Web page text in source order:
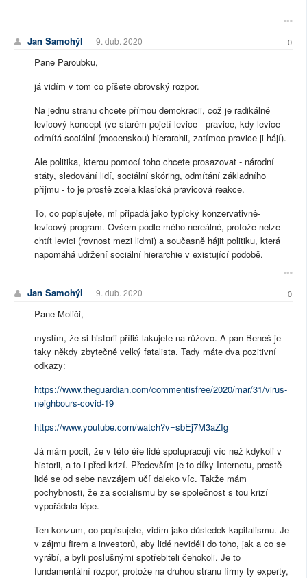
Jan Samohýl 9. dub. 2020 0
Pane Paroubku,
já vidím v tom co píšete obrovský rozpor.
Na jednu stranu chcete přímou demokracii, což je radikálně
levicový koncept (ve starém pojetí levice - pravice, kdy levice
odmítá sociální (mocenskou) hierarchii, zatímco pravice ji hájí).
Ale politika, kterou pomocí toho chcete prosazovat - národní
státy, sledování lidí, sociální skóring, odmítání základního
příjmu - to je prostě zcela klasická pravicová reakce.
To, co popisujete, mi připadá jako typický konzervativně-
levicový program. Ovšem podle mého nereálné, protože nelze
chtít levici (rovnost mezi lidmi) a současně hájit politiku, která
napomáhá udržení sociální hierarchie v existující podobě.
Jan Samohýl 9. dub. 2020 0
Pane Moliči,
myslím, že si historii příliš lakujete na růžovo. A pan Beneš je
taky někdy zbytečně velký fatalista. Tady máte dva pozitivní
odkazy:
https://www.theguardian.com/commentisfree/2020/mar/31/virus-
neighbours-covid-19
https://www.youtube.com/watch?v=sbEj7M3aZIg
Já mám pocit, že v této éře lidé spolupracují víc než kdykoli v
historii, a to i před krizí. Především je to díky Internetu, prostě
lidé se od sebe navzájem učí daleko víc. Takže mám
pochybnosti, že za socialismu by se společnost s tou krizí
vypořádala lépe.
Ten konzum, co popisujete, vidím jako důsledek kapitalismu. Je
v zájmu firem a investorů, aby lidé neviděli do toho, jak a co se
vyrábí, a byli poslušnými spotřebiteli čehokoli. Je to
fundamentální rozpor, protože na druhou stranu firmy ty experty,